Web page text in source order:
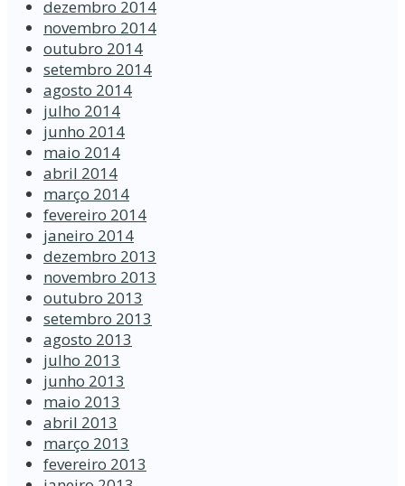
dezembro 2014
novembro 2014
outubro 2014
setembro 2014
agosto 2014
julho 2014
junho 2014
maio 2014
abril 2014
março 2014
fevereiro 2014
janeiro 2014
dezembro 2013
novembro 2013
outubro 2013
setembro 2013
agosto 2013
julho 2013
junho 2013
maio 2013
abril 2013
março 2013
fevereiro 2013